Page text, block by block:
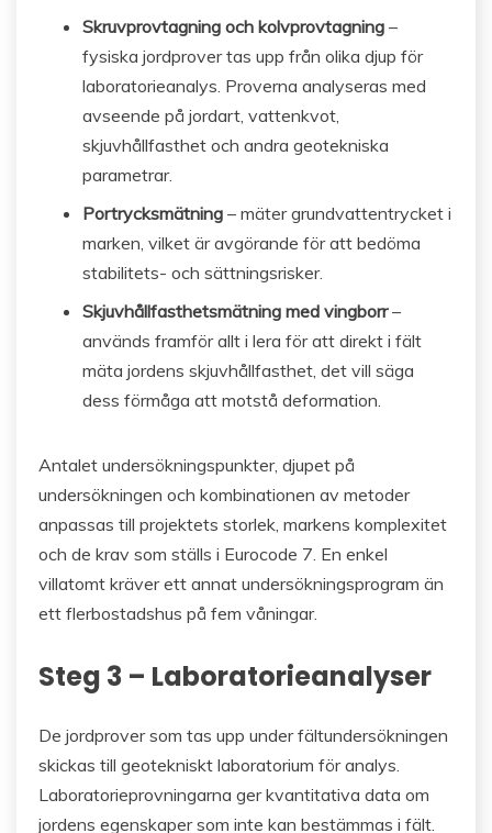
Skruvprovtagning och kolvprovtagning –
fysiska jordprover tas upp från olika djup för
laboratorieanalys. Proverna analyseras med
avseende på jordart, vattenkvot,
skjuvhållfasthet och andra geotekniska
parametrar.
Portrycksmätning – mäter grundvattentrycket i
marken, vilket är avgörande för att bedöma
stabilitets- och sättningsrisker.
Skjuvhållfasthetsmätning med vingborr–
används framför allt i lera för att direkt i fält
mäta jordens skjuvhållfasthet, det vill säga
dess förmåga att motstå deformation.
Antalet undersökningspunkter, djupet på
undersökningen och kombinationen av metoder
anpassas till projektets storlek, markens komplexitet
och de krav som ställs i Eurocode 7. En enkel
villatomt kräver ett annat undersökningsprogram än
ett flerbostadshus på fem våningar.
Steg 3 – Laboratorieanalyser
De jordprover som tas upp under fältundersökningen
skickas till geotekniskt laboratorium för analys.
Laboratorieprovningarna ger kvantitativa data om
jordens egenskaper som inte kan bestämmas i fält.